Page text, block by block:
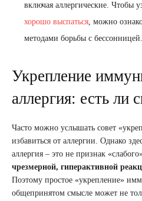
включая аллергические. Чтобы
хорошо выспаться, можно
методами борьбы с бессонницей.
Укрепление
аллергия: есть ли
Часто можно услышать совет
избавиться от аллергии. Однако
аллергия – это не признак
чрезмерной, гиперактивной
Поэтому простое «укрепление»
общепринятом смысле может не